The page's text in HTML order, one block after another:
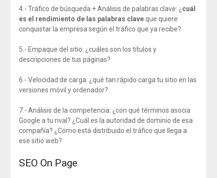
4.- Tráfico de búsqueda + Análisis de palabras clave: ¿ cuál
es el rendimiento de las palabras claveque quiere
conquistar la empresa según el tráfico que ya recibe?
5.- Empaque del sitio: ¿cuáles son los títulos y
descripciones de tus páginas?
6.- Velocidad de carga: ¿qué tan rápido carga tu sitio en las
versiones móvil y ordenador?
7.- Análisis de la competencia: ¿con qué términos asocia
Google a tu rival? ¿Cuál es la autoridad de dominio de esa
compañía? ¿Cómo está distribuido el tráfico que llega a
ese sitio web?
SEO On Page